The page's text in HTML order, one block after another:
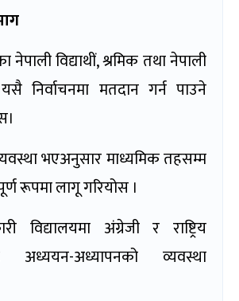
नेपाली विद्याथीं, श्रमिक तथा नेपाली
निर्वाचनमा मतदान गर्न पाउने
भएअनुसार माध्यमिक तहसम्म
रूपमा लागू गरियोस ।
विद्यालयमा अंग्रेजी र राष्ट्रिय
अध्ययन-अध्यापनको व्यवस्था